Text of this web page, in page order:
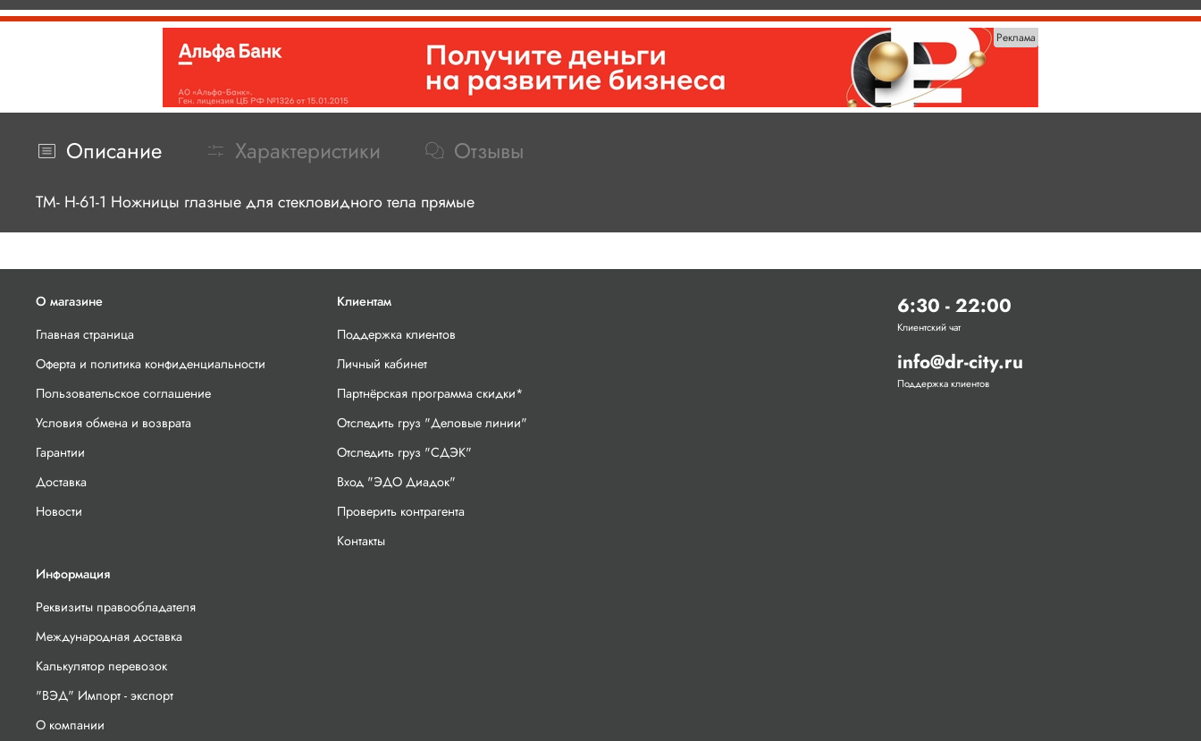
Реклама
Описание Характеристики Отзывы
ТМ- Н-61-1 Ножницы глазные для стекловидного тела прямые
О магазине
Главная страница
Оферта и политика конфиденциальности
Пользовательское соглашение
Условия обмена и возврата
Гарантии
Доставка
Новости
Клиентам
Поддержка клиентов
Личный кабинет
Партнёрская программа скидки*
Отследить груз "Деловые линии"
Отследить груз "СДЭК"
Вход "ЭДО Диадок"
Проверить контрагента
Контакты
Информация
Реквизиты правообладателя
Международная доставка
Калькулятор перевозок
"ВЭД" Импорт - экспорт
О компании
6:30 - 22:00
Клиентский чат
info@dr-city.ru
Поддержка клиентов